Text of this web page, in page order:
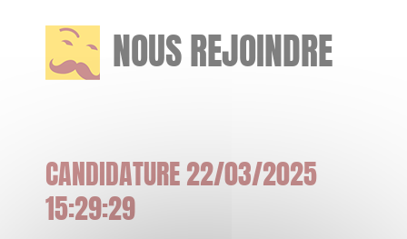
NOUS REJOINDRE
CANDIDATURE 22/03/2025
15:29:29